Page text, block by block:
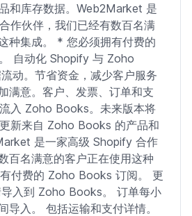
和库存数据。Web2Market 是
作伙伴，我们已经有数百名满
种集成。 * 您必须拥有付费的
自动化 Shopify 与 Zoho
动。节省资金，减少客户服务
满意。客户、发票、订单和支
入 Zoho Books。未来版本将
新来自 Zoho Books 的产品和
是一家高级 Shopify 合作
百名满意的客户正在使用这种
付费的 Zoho Books 订阅。 更
入到 Zoho Books。 订单每小
导入。 包括运输和支付详情。